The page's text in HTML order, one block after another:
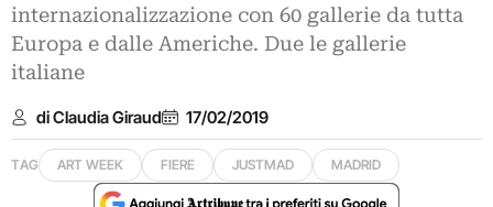
internazionalizzazione con 60 gallerie da tutta
Europa e dalle Americhe. Due le gallerie
italiane
di Claudia Giraud 17/02/2019
TAG ART WEEK FIERE JUSTMAD MADRID